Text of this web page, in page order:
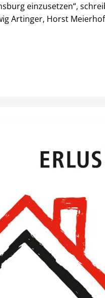
einzusetzen“,
Artinger, Horst